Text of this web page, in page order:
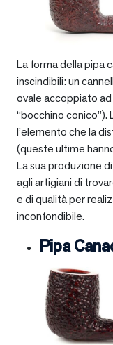
La forma della pipa
inscindibili: un
ovale accoppiato
“bocchino conico”).
l’elemento che la
(queste ultime
La sua produzione
agli artigiani di
e di qualità per
inconfondibile.
Pipa